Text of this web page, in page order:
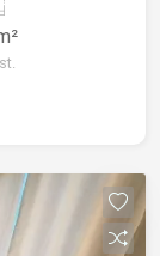
a dia.
com
da cidade,
acesso a